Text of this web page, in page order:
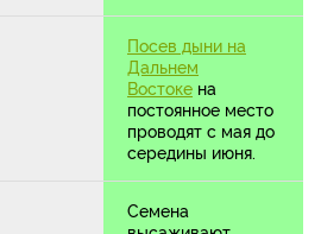
Посев дыни на
Дальнем
Востоке на
постоянное место
проводят с мая до
середины июня.
Семена